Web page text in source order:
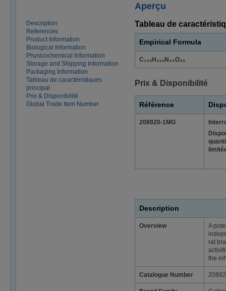
Aperçu
Description
References
Product Information
Biological Information
Physicochemical Information
Storage and Shipping Information
Packaging Information
Tableau de caractéristiques
principal
Prix & Disponibilité
Global Trade Item Number
Tableau de
Empirical Formula
C₁₃₆H₂₄₀N₄₄O₃₉
Prix & Disponibilité
Référence
208920-1MG
Description
Overview
A
rat
the
Catalogue Number